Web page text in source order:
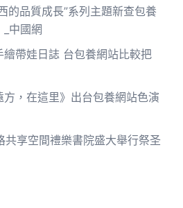
的品質成長”系列主題新查包養
中國網
繪帶娃日誌 台包養網站比較把
，在這里》出台包養網站色演
享空間禮樂書院盛大舉行祭圣